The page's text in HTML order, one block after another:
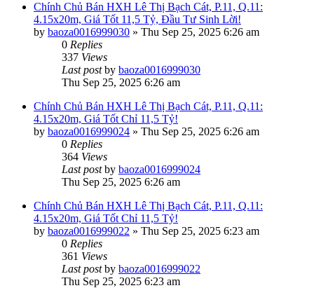
Chính Chủ Bán HXH Lê Thị Bạch Cát, P.11, Q.11:
4.15x20m, Giá Tốt 11,5 Tỷ, Đầu Tư Sinh Lời!
by baoza0016999030 » Thu Sep 25, 2025 6:26 am
0 Replies
337 Views
Last postby baoza0016999030
Thu Sep 25, 2025 6:26 am
Chính Chủ Bán HXH Lê Thị Bạch Cát, P.11, Q.11:
4.15x20m, Giá Tốt Chỉ 11,5 Tỷ!
by baoza0016999024 » Thu Sep 25, 2025 6:26 am
0 Replies
364 Views
Last postby baoza0016999024
Thu Sep 25, 2025 6:26 am
Chính Chủ Bán HXH Lê Thị Bạch Cát, P.11, Q.11:
4.15x20m, Giá Tốt Chỉ 11,5 Tỷ!
by baoza0016999022 » Thu Sep 25, 2025 6:23 am
0 Replies
361 Views
Last postby baoza0016999022
Thu Sep 25, 2025 6:23 am